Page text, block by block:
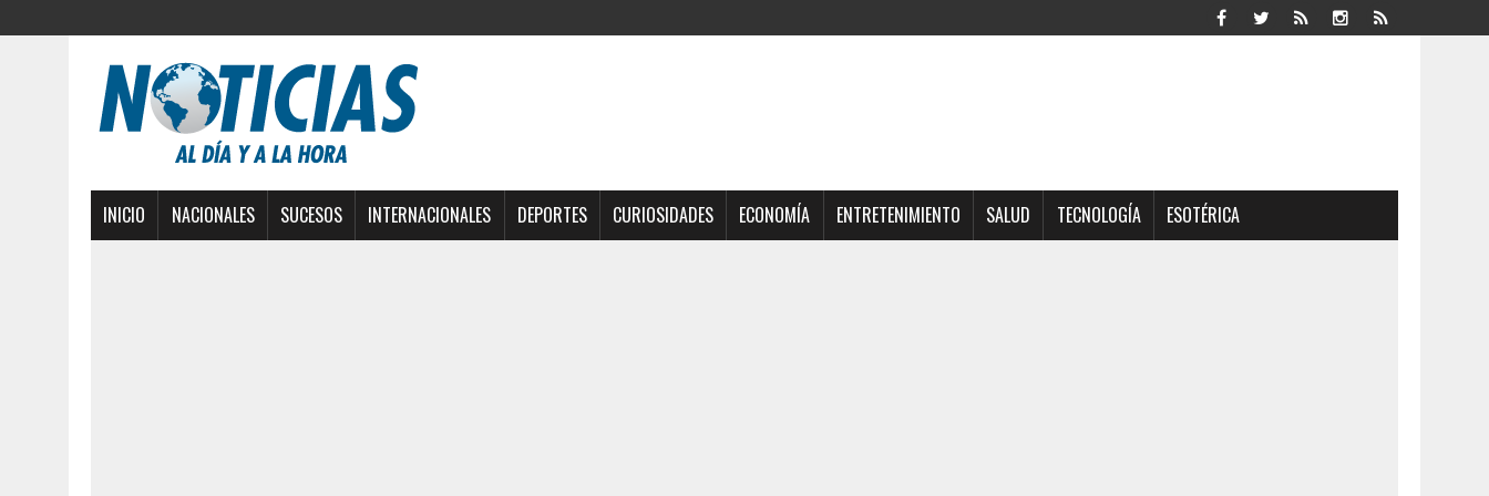
INICIO NACIONALES SUCESOS INTERNACIONALES DEPORTES CURIOSIDADES ECONOMÍA ENTRETENIMIENTO SALUD TECNOLOGÍA ESOTÉRICA